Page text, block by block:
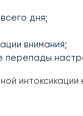
дня;
внимания;
перепады